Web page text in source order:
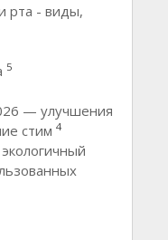
рта - виды,
5
— улучшения
стим 4